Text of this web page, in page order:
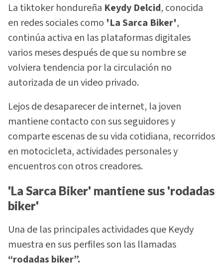
La tiktoker hondureña Keydy Delcid, conocida
en redes sociales como 'La Sarca Biker',
continúa activa en las plataformas digitales
varios meses después de que su nombre se
volviera tendencia por la circulación no
autorizada de un video privado.
Lejos de desaparecer de internet, la joven
mantiene contacto con sus seguidores y
comparte escenas de su vida cotidiana, recorridos
en motocicleta, actividades personales y
encuentros con otros creadores.
'La Sarca Biker' mantiene sus 'rodadas
biker'
Una de las principales actividades que Keydy
muestra en sus perfiles son las llamadas
“rodadas biker”.